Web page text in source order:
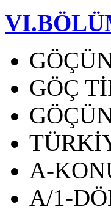
GÖÇ
A-
A/1-